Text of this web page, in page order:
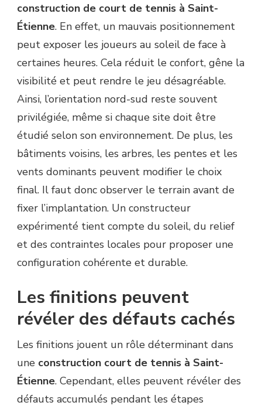
construction de court de tennis à Saint-
Étienne. En effet, un mauvais positionnement
peut exposer les joueurs au soleil de face à
certaines heures. Cela réduit le confort, gêne la
visibilité et peut rendre le jeu désagréable.
Ainsi, l’orientation nord-sud reste souvent
privilégiée, même si chaque site doit être
étudié selon son environnement. De plus, les
bâtiments voisins, les arbres, les pentes et les
vents dominants peuvent modifier le choix
final. Il faut donc observer le terrain avant de
fixer l’implantation. Un constructeur
expérimenté tient compte du soleil, du relief
et des contraintes locales pour proposer une
configuration cohérente et durable.
Les finitions peuvent
révéler des défauts cachés
Les finitions jouent un rôle déterminant dans
une construction court de tennis à Saint-
Étienne. Cependant, elles peuvent révéler des
défauts accumulés pendant les étapes